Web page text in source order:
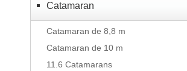
Catamaran
Catamaran de 8,8 m
Catamaran de 10 m
11.6 Catamarans